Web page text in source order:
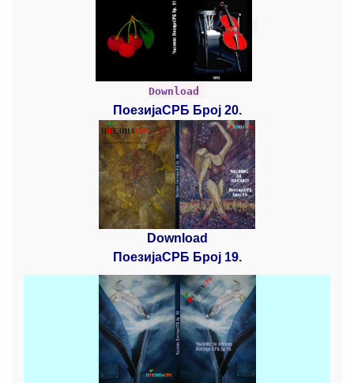
Download
ПоезијаСРБ Број 20.
Download
ПоезијаСРБ Број 19.